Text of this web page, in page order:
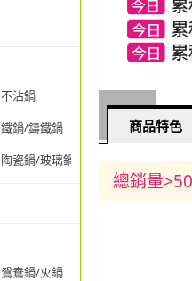
不沾鍋
鐵鍋/鑄鐵鍋
陶瓷鍋/玻璃鍋/透明鍋
鴛鴦鍋/火鍋
商品特色
總銷量